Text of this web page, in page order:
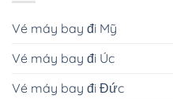
Vé máy bay đi Mỹ
Vé máy bay đi Úc
Vé máy bay đi Đức